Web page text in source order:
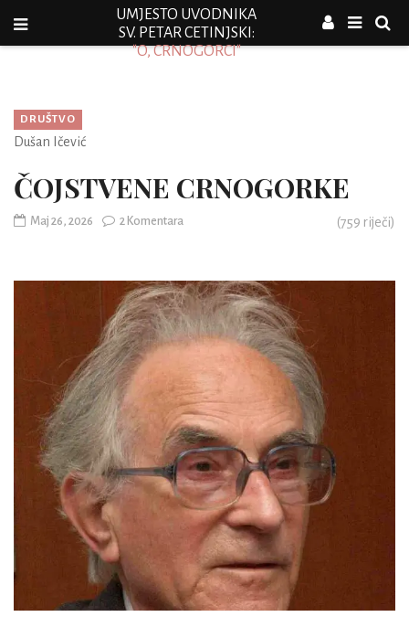
UMJESTO UVODNIKA
SV. PETAR CETINJSKI:
"O, CRNOGORCI"
DRUŠTVO
Dušan Ičević
ČOJSTVENE CRNOGORKE
Maj 26, 2026 2 Komentara (759 riječi)